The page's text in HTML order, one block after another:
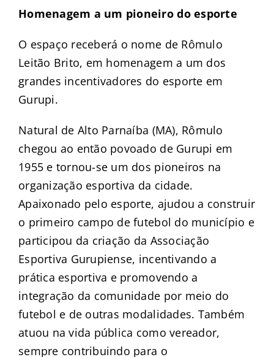
Homenagem a um pioneiro do esporte
O espaço receberá o nome de Rômulo
Leitão Brito, em homenagem a um dos
grandes incentivadores do esporte em
Gurupi.
Natural de Alto Parnaíba (MA), Rômulo
chegou ao então povoado de Gurupi em
1955 e tornou-se um dos pioneiros na
organização esportiva da cidade.
Apaixonado pelo esporte, ajudou a construir
o primeiro campo de futebol do município e
participou da criação da Associação
Esportiva Gurupiense, incentivando a
prática esportiva e promovendo a
integração da comunidade por meio do
futebol e de outras modalidades. Também
atuou na vida pública como vereador,
sempre contribuindo para o